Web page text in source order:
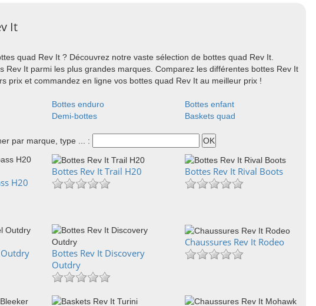
It
quad Rev It ? Découvrez notre vaste sélection de bottes quad Rev It.
Rev It parmi les plus grandes marques. Comparez les différentes bottes Rev It
prix et commandez en ligne vos bottes quad Rev It au meilleur prix !
Bottes enduro
Bottes enfant
Demi-bottes Baskets quad
par marque, type ... :
H20
Bottes Rev It Trail H20 Bottes Rev It Rival Boots
Bottes Rev It Discovery
Outdry
Chaussures Rev It Rodeo